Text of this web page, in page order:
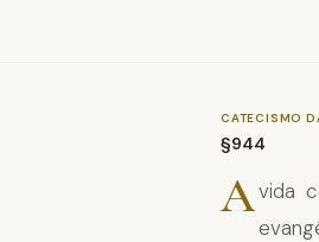
Igreja Católica
CATECISMO
§944
Avida